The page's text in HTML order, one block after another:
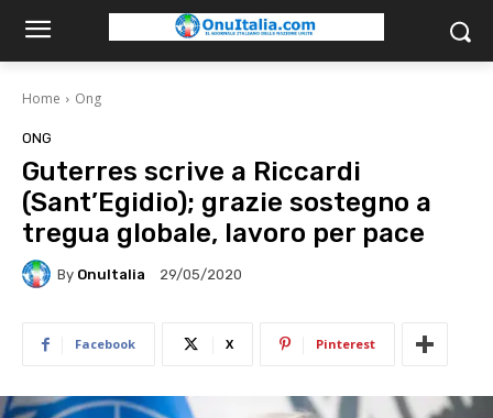
Home Ong
ONG
Guterres scrive a Riccardi
(Sant’Egidio); grazie sostegno a
tregua globale, lavoro per pace
By OnuItalia 29/05/2020
Facebook X Pinterest